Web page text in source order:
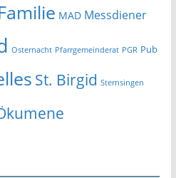
MAD Messdiener
Osternacht Pfarrgemeinderat PGR Pub
St. Birgid Sternsingen